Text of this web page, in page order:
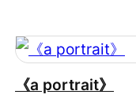
《a portrait》